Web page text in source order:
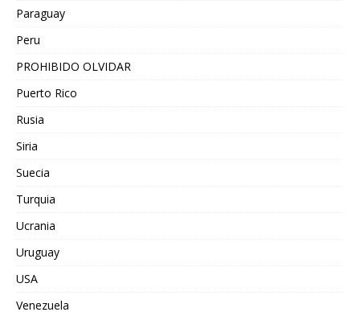
Paraguay
Peru
PROHIBIDO OLVIDAR
Puerto Rico
Rusia
Siria
Suecia
Turquia
Ucrania
Uruguay
USA
Venezuela